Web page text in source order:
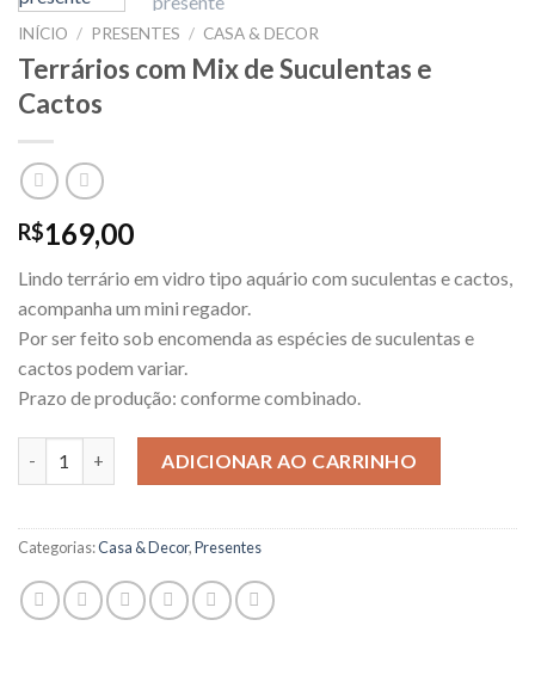
INÍCIO / PRESENTES / CASA & DECOR
Terrários com Mix de Suculentas e
Cactos
R$169,00
Lindo terrário em vidro tipo aquário com suculentas e cactos,
acompanha um mini regador.
Por ser feito sob encomenda as espécies de suculentas e
cactos podem variar.
Prazo de produção: conforme combinado.
ADICIONAR AO CARRINHO
Categorias:Casa & Decor,Presentes